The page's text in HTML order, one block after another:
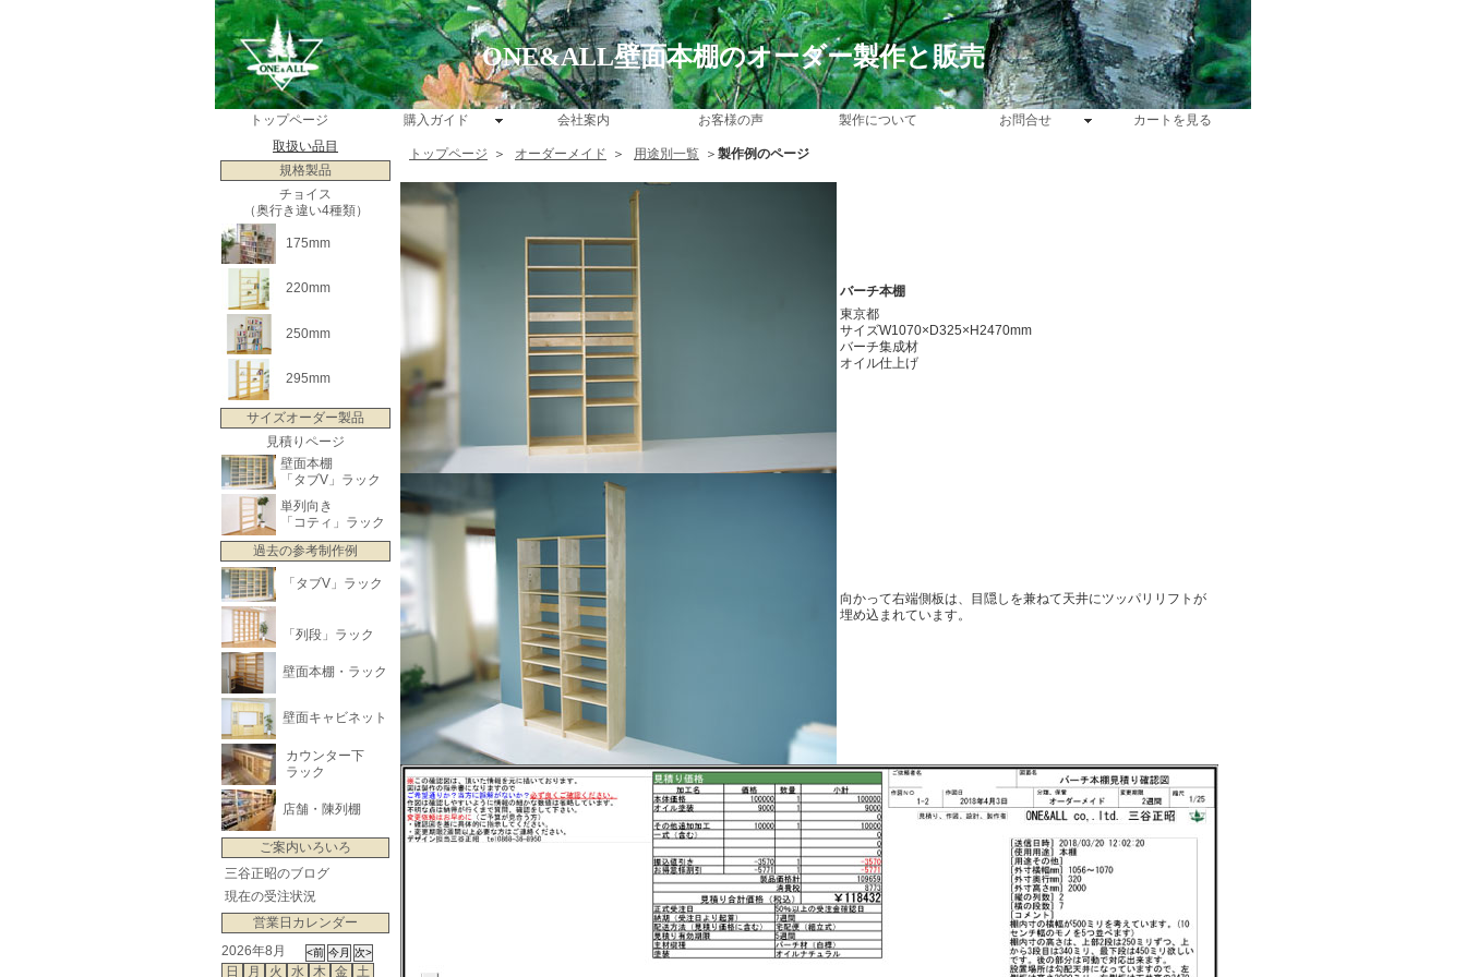
ONE&ALL壁面本棚のオーダー製作と販売
トップページ 購入ガイド 会社案内 お客様の声 製作について お問合せ
カートを見る
取扱い品目
規格製品
チョイス
（奥行き違い4種類）
175mm
220mm
250mm
295mm
サイズオーダー製品
見積りページ
壁面本棚
「タブV」ラック
単列向き
「コティ」ラック
過去の参考制作例
「タブV」ラック
「列段」ラック
壁面本棚・ラック
壁面キャビネット
カウンター下
ラック
店舗・陳列棚
ご案内いろいろ
三谷正昭のブログ
現在の受注状況
営業日カレンダー
2026年8月
日
月 火 水 木 金 土
トップページ ＞ オーダーメイド ＞ 用途別一覧 ＞ 製作例のページ
バーチ本棚
東京都
サイズW1070×D325×H2470mm
バーチ集成材
オイル仕上げ
向かって右端側板は、目隠しを兼ねて天井にツッパリリフトが
埋め込まれています。